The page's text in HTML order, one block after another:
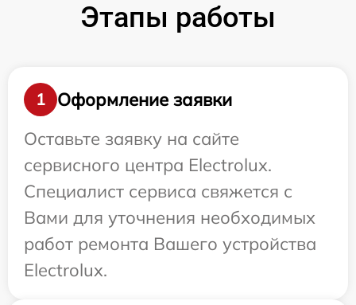
Этапы работы
1
Оформление заявки
Оставьте заявку на сайте
сервисного центра Electrolux.
Специалист сервиса свяжется с
Вами для уточнения необходимых
работ ремонта Вашего устройства
Electrolux.